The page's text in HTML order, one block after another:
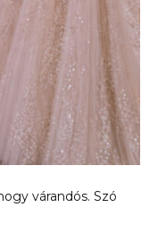
várandós. Szó